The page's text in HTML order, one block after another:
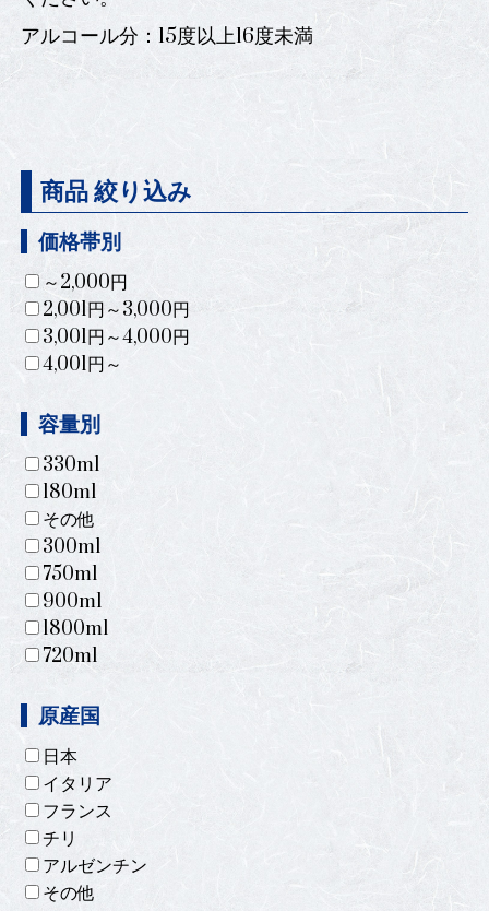
アルコール分：15度以上16度未満
商品 絞り込み
価格帯別
～2,000円
2,001円～3,000円
3,001円～4,000円
4,001円～
容量別
330ml
180ml
その他
300ml
750ml
900ml
1800ml
720ml
原産国
日本
イタリア
フランス
チリ
アルゼンチン
その他